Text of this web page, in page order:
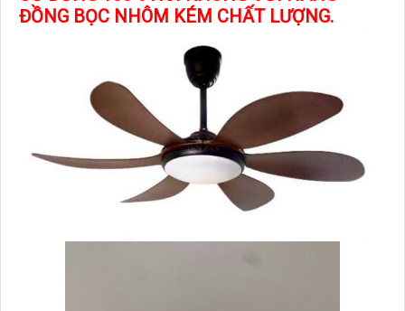
ĐỒNG BỌC NHÔM KÉM CHẤT LƯỢNG.